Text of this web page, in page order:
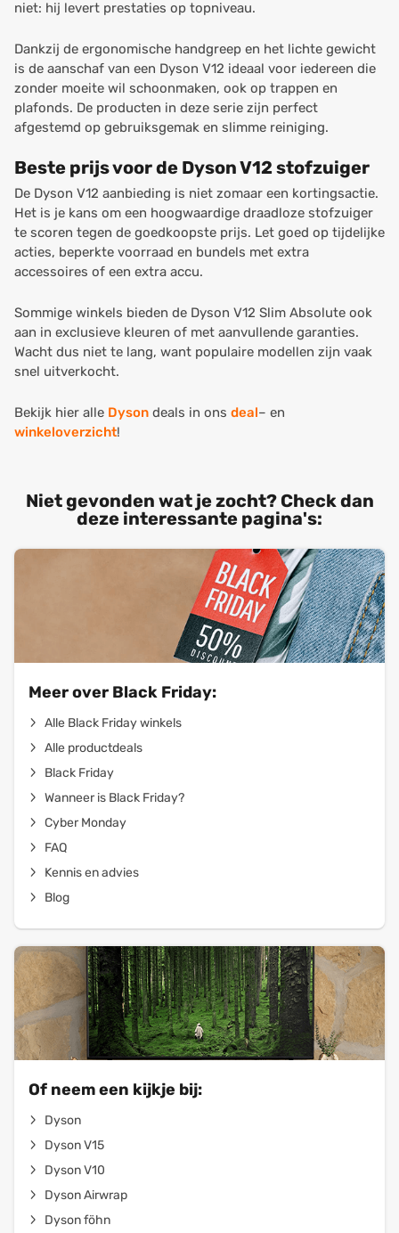
niet: hij levert prestaties op topniveau.
Dankzij de ergonomische handgreep en het lichte gewicht
is de aanschaf van een Dyson V12 ideaal voor iedereen die
zonder moeite wil schoonmaken, ook op trappen en
plafonds. De producten in deze serie zijn perfect
afgestemd op gebruiksgemak en slimme reiniging.
Beste prijs voor de Dyson V12 stofzuiger
De Dyson V12 aanbieding is niet zomaar een kortingsactie.
Het is je kans om een hoogwaardige draadloze stofzuiger
te scoren tegen de goedkoopste prijs. Let goed op tijdelijke
acties, beperkte voorraad en bundels met extra
accessoires of een extra accu.
Sommige winkels bieden de Dyson V12 Slim Absolute ook
aan in exclusieve kleuren of met aanvullende garanties.
Wacht dus niet te lang, want populaire modellen zijn vaak
snel uitverkocht.
Bekijk hier alle Dyson deals in ons deal– en
winkeloverzicht!
Niet gevonden wat je zocht? Check dan
deze interessante pagina's:
Meer over Black Friday:
Alle Black Friday winkels
Alle productdeals
Black Friday
Wanneer is Black Friday?
Cyber Monday
FAQ
Kennis en advies
Blog
Of neem een kijkje bij:
Dyson
Dyson V15
Dyson V10
Dyson Airwrap
Dyson föhn